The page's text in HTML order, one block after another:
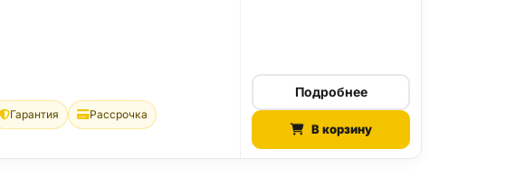
Гарантия Рассрочка
Подробнее
В корзину